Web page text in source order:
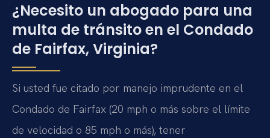
¿Necesito un abogado para una
multa de tránsito en el Condado
de Fairfax, Virginia?
Si usted fue citado por manejo imprudente en el
Condado de Fairfax (20 mph o más sobre el límite
de velocidad o 85 mph o más), tener